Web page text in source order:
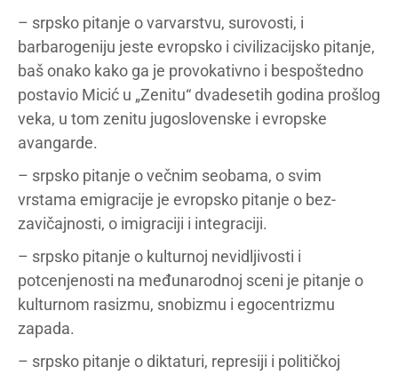
– srpsko pitanje o varvarstvu, surovosti, i
barbarogeniju jeste evropsko i civilizacijsko pitanje,
baš onako kako ga je provokativno i bespoštedno
postavio Micić u „Zenitu“ dvadesetih godina prošlog
veka, u tom zenitu jugoslovenske i evropske
avangarde.
– srpsko pitanje o večnim seobama, o svim
vrstama emigracije je evropsko pitanje o bez-
zavičajnosti, o imigraciji i integraciji.
– srpsko pitanje o kulturnoj nevidljivosti i
potcenjenosti na međunarodnoj sceni je pitanje o
kulturnom rasizmu, snobizmu i egocentrizmu
zapada.
– srpsko pitanje o diktaturi, represiji i političkoj